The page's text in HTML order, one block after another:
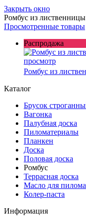
Закрыть окно
Ромбус из
Просмотренные товары
Распродажа
просмотр
Ромбус из
Каталог
Брусок
Вагонка
Палубная доска
Пиломатериалы
Планкен
Доска
Половая доска
Ромбус
Террасная доска
Масло для
Колер-паста
Информация